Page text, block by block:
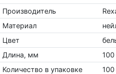
Производитель
Материал
Цвет
Длина, мм
100
Количество в упаковке
100